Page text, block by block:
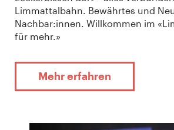
Limmattalbahn. Bewährtes und
Nachbar:innen. Willkommen im
für mehr.»
Mehr erfahren